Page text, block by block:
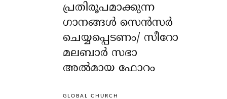
പ്രതിരൂപമാക്കുന്ന
ഗാനങ്ങൾ സെൻസർ
ചെയ്യപ്പെടണം/ സീറോ
മലബാർ സഭാ
അൽമായ ഫോറം
GLOBAL CHURCH